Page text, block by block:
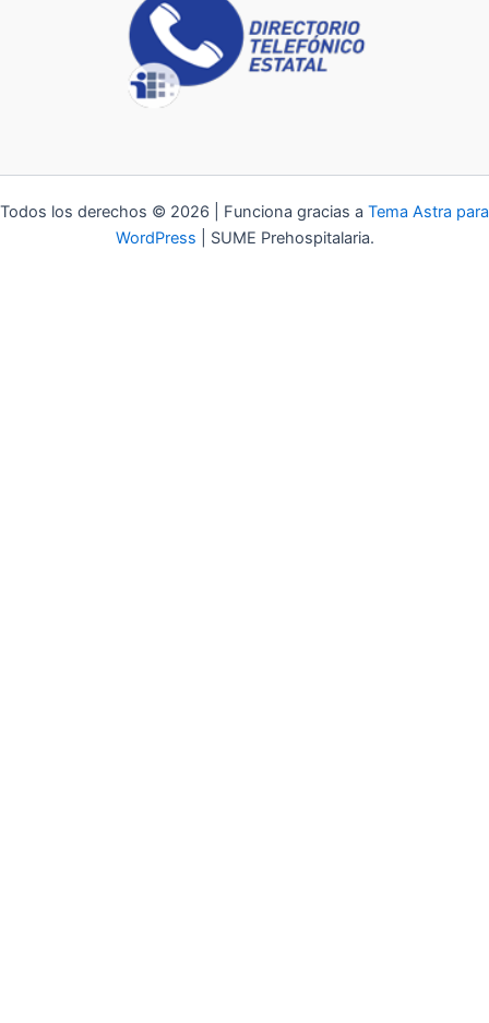
Todos los derechos © 2026 | Funciona gracias a Tema Astra para
WordPress | SUME Prehospitalaria.